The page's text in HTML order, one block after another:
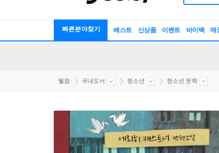
빠른분야찾기 베스트 신상품 이벤트 바이백 매
웰컴 국내도서 청소년 청소년 문학